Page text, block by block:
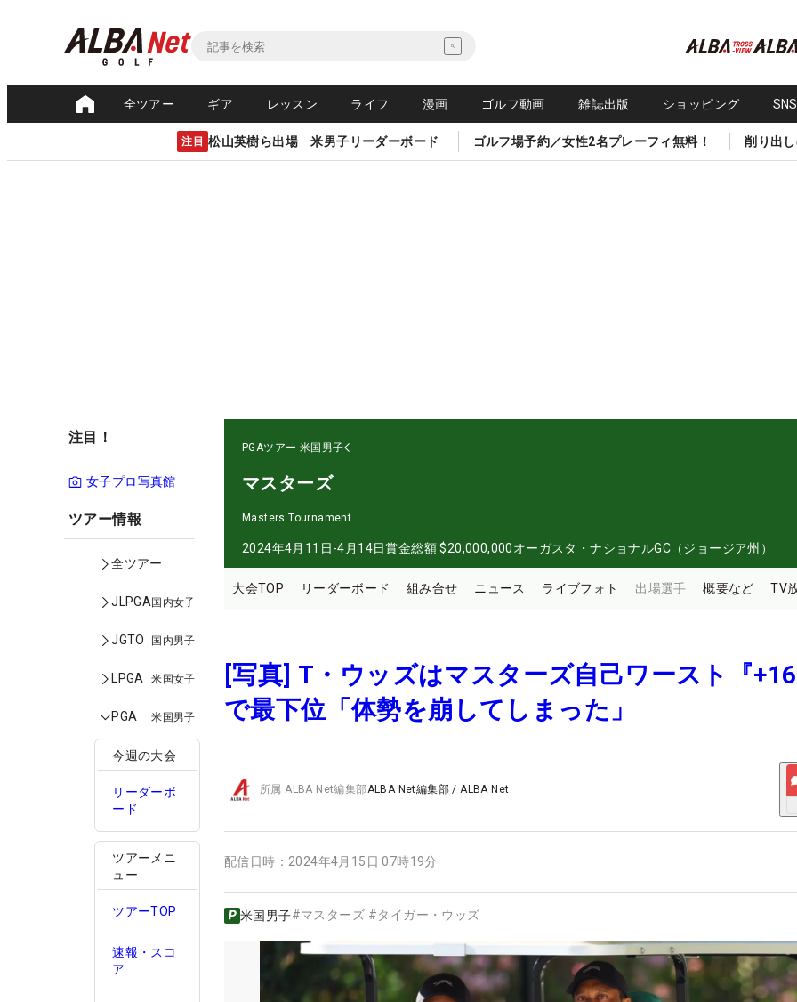
全ツアー ギア レッスン ライフ 漫画 ゴルフ動画 雑誌出版 ショッピング
注目 松山英樹ら出場 米男子リーダーボード ゴルフ場予約／女性2名プレーフィ無料！ 削り出
注目！
女子プロ写真館
ツアー情報
全ツアー
JLPGA国内女子
JGTO 国内男子
LPGA 米国女子
PGA 米国男子
今週の大会
リーダーボ
ード
ツアーメニ
ュー
ツアーTOP
速報・スコ
ア
PGAツアー 米国男子
マスターズ
Masters Tournament
2024年4月11日-4月14日賞金総額 $20,000,000オーガスタ・ナショナルGC（ジョージア州）
大会TOP リーダーボード 組み合せ ニュース ライブフォト 出場選手 概要など TV
[写真] T・ウッズはマスターズ自己ワースト『
で最下位「体勢を崩してしまった」
所属ALBA Net編集部ALBA Net編集部 /ALBA Net
配信日時： 2024年4月15日 07時19分
米国男子#マスターズ #タイガー・ウッズ